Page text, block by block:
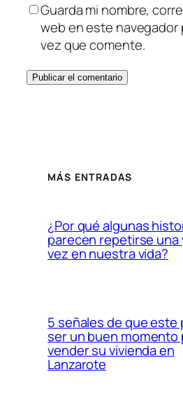
Guarda mi nombre,
web en este navegador
vez que comente.
MÁS ENTRADAS
¿Por qué algunas
parecen repetirse una
vez en nuestra vida?
5 señales de que este
ser un buen momento
vender su vivienda en
Lanzarote